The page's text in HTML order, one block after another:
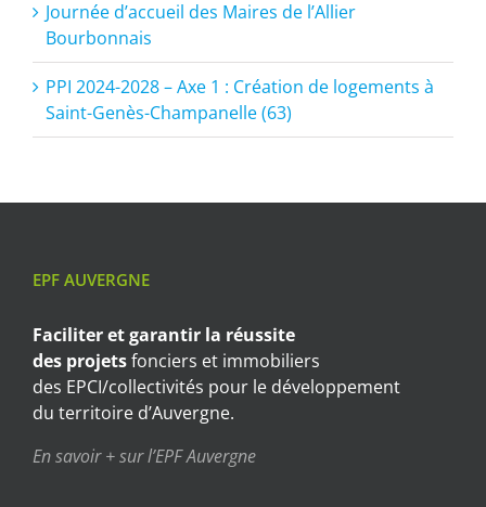
Journée d’accueil des Maires de l’Allier
Bourbonnais
PPI 2024-2028 – Axe 1 : Création de logements à
Saint-Genès-Champanelle (63)
EPF AUVERGNE
Faciliter et garantir la réussite
des projetsfonciers et immobiliers
des EPCI/collectivités pour le développement
du territoire d’Auvergne.
En savoir + sur l’EPF Auvergne